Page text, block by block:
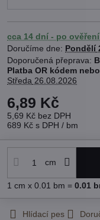
cca 14 dní - po
Doručíme dne: Pondělí
Platba OR kódem
Středa 26.08.2026
6,89 Kč
5,69 Kč bez DPH
689 Kč s DPH / bm
cm
1 cm x 0.01 bm = 0.01
Hlídací pes